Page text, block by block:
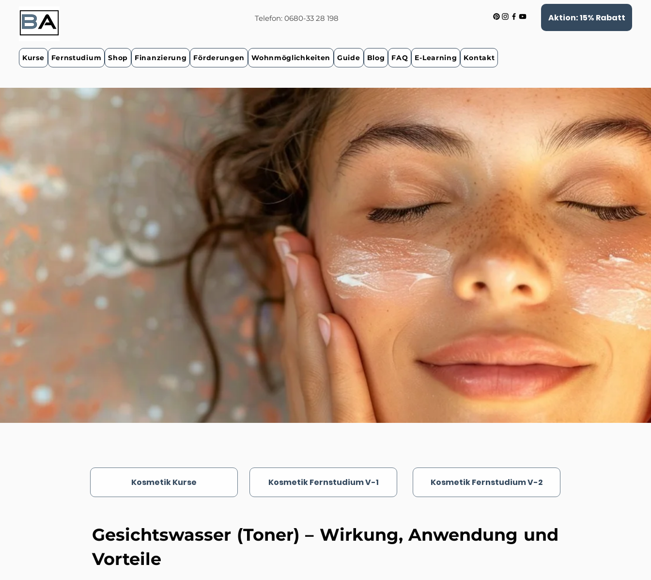
Telefon: 0680-33 28 198 Aktion: 15% Rabatt
Kurse Fernstudium Shop Finanzierung Förderungen Wohnmöglichkeiten Guide Blog FAQ E-Learning Kontakt
Kosmetik Kurse Kosmetik Fernstudium V-1 Kosmetik Fernstudium V-2
Gesichtswasser (Toner) – Wirkung, Anwendung und
Vorteile